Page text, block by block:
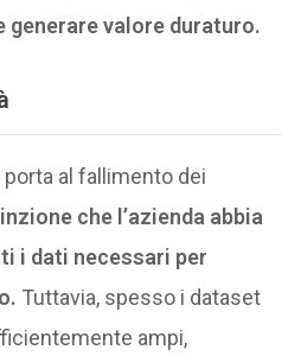
generare valore duraturo.
al fallimento dei
che l’azienda abbia
i dati necessari per
Tuttavia, spesso i dataset
ampi,